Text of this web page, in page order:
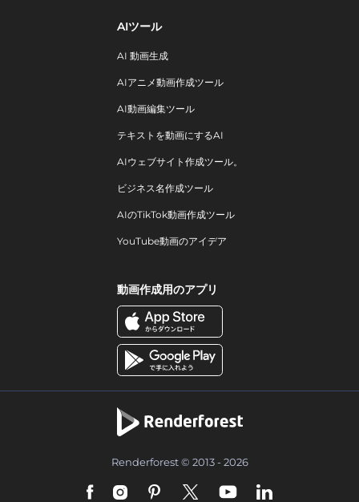
AIツール
AI 動画生成
AIアニメ動画作成ツール
AI動画編集ツール
テキストを動画にするAI
AIウェブサイト作成ツール。
ビジネス名作成ツール
AIのTikTok動画作成ツール
YouTube動画のアイデア
動画作成用のアプリ
Renderforest © 2013 - 2026